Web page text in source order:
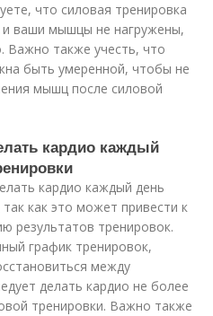
что силовая тренировка
и ваши мышцы не нагружены,
Важно также учесть, что
быть умеренной, чтобы не
мышц после силовой
кардио каждый
кардио каждый день
как это может привести к
результатов тренировок.
график тренировок,
между
делать кардио не более
тренировки. Важно также